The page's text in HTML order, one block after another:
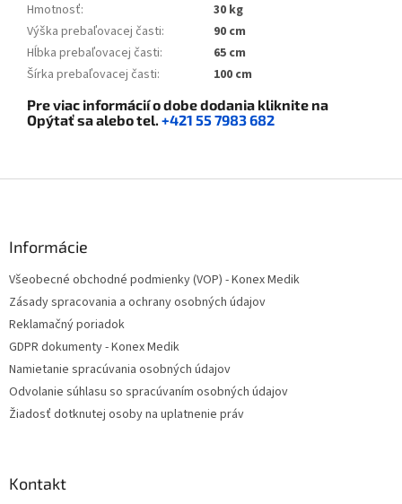
Hmotnosť:
30 kg
Výška prebaľovacej časti:
90 cm
Hĺbka prebaľovacej časti:
65 cm
Šírka prebaľovacej časti: 100 cm
Pre viac informácií o dobe dodania kliknite na
Opýtať saalebo tel. +421 55 7983 682
Informácie
Všeobecné obchodné podmienky (VOP) - Konex Medik
Zásady spracovania a ochrany osobných údajov
Reklamačný poriadok
GDPR dokumenty - Konex Medik
Namietanie spracúvania osobných údajov
Odvolanie súhlasu so spracúvaním osobných údajov
Žiadosť dotknutej osoby na uplatnenie práv
Kontakt